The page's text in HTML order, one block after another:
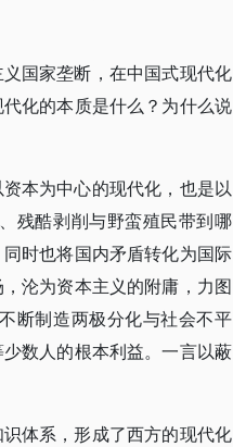
国家垄断，在中国式现代化
化的本质是什么？为什么说
本为中心的现代化，也是以
残酷剥削与野蛮殖民带到哪
时也将国内矛盾转化为国际
沦为资本主义的附庸，力图
断制造两极分化与社会不平
数人的根本利益。一言以蔽
体系，形成了西方的现代化